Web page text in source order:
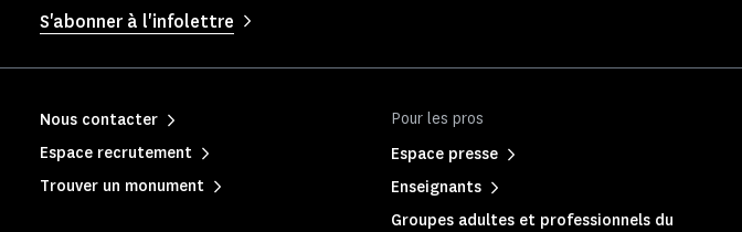
S'abonner à l'infolettre
Pour les pros
Espace presse
Enseignants
Groupes adultes et professionnels du
Nous contacter
Espace recrutement
Trouver un monument